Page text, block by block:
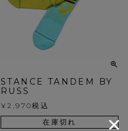
STANCE TANDEM BY
RUSS
¥ 2,970税込
在庫切れ